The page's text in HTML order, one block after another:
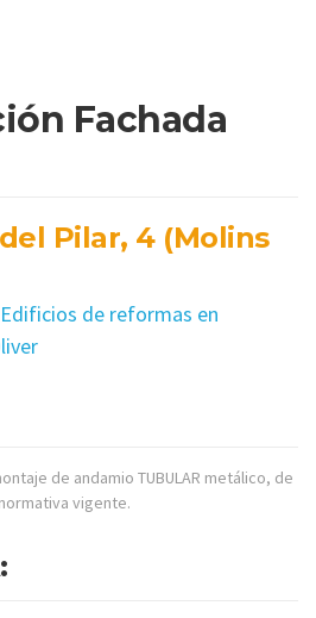
Fachada
Pilar, 4 (Molins
Edificios de reformas en
de andamio TUBULAR metálico, de
vigente.